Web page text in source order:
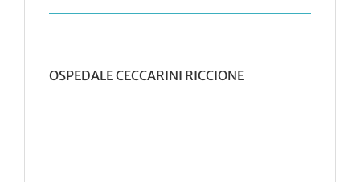
OSPEDALE CECCARINI RICCIONE